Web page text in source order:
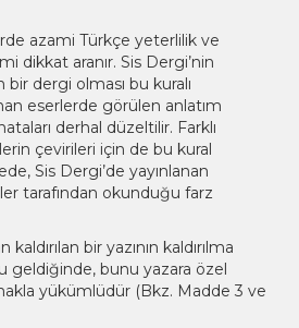
azami Türkçe yeterlilik ve
dikkat aranır. Sis Dergi’nin
dergi olması bu kuralı
eserlerde görülen anlatım
derhal düzeltilir. Farklı
çevirileri için de bu kural
Sis Dergi’de yayınlanan
tarafından okunduğu farz
bir yazının kaldırılma
geldiğinde, bunu yazara özel
yükümlüdür (Bkz. Madde 3 ve